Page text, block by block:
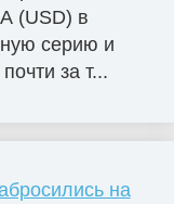
(USD) в
серию и
за т...
на